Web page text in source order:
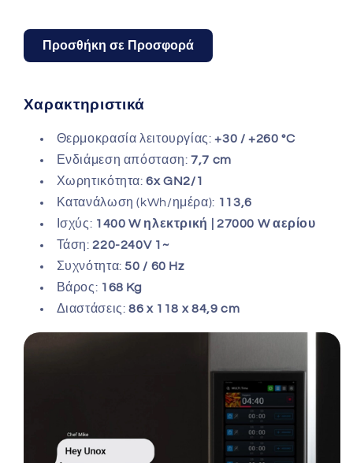
6GN
2/1
CHEFTOP-
XEDA-
0621-
GXRS
6GN
2/1
CHEFTOP-
Digital.ID™
XEDA-
0621-
Προσθήκη σε Προσφορά
Χαρακτηριστικά
Θερμοκρασία λειτουργίας: +30 / +260 °C
Ενδιάμεση απόσταση: 7,7 cm
Χωρητικότητα: 6x GN2/1
Κατανάλωση (kWh/ημέρα): 113,6
Ισχύς: 1400 W ηλεκτρική | 27000 W αερίου
Τάση:220-240V 1~
Συχνότητα: 50 / 60 Hz
Βάρος: 168 Kg
Διαστάσεις: 86 x 118 x 84,9 cm